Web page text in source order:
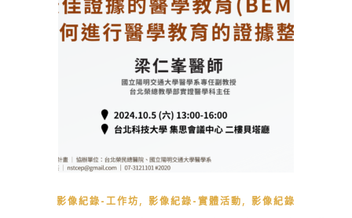
影像紀錄-工作坊, 影像紀錄-實體活動, 影像紀錄